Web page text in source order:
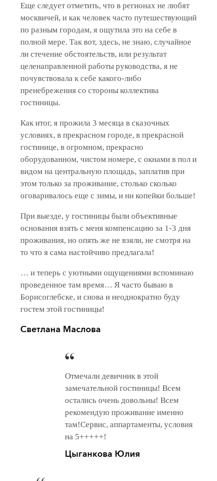
Еще следует отметить, что в регионах не любят
москвичей, и как человек часто путешествующий
по разным городам, я ощутила это на себе в
полной мере. Так вот, здесь, не знаю, случайное
ли стечение обстоятельств, или результат
целенаправленной работы руководства, я не
почувствовала к себе какого-либо
пренебрежения со стороны коллектива
гостиницы.
Как итог, я прожила 3 месяца в сказочных
условиях, в прекрасном городе, в прекрасной
гостинице, в огромном, прекрасно
оборудованном, чистом номере, с окнами в пол и
видом на центральную площадь, заплатив при
этом только за проживание, столько сколько
оговаривалось еще с зимы, и ни копейки больше!
При выезде, у гостиницы были объективные
основания взять с меня компенсацию за 1-3 дня
проживания, но опять же не взяли, не смотря на
то что я сама настойчиво предлагала!
… и теперь с уютными ощущениями вспоминаю
проведенное там время… Я часто бываю в
Борисоглебске, и снова и неоднократно буду
гостем этой гостиницы!
Светлана Маслова
Отмечали девичник в этой
замечательной гостиницы! Всем
остались очень довольны! Всем
рекомендую проживание именно
там!Сервис, аппартаменты, условия
на 5+++++!
Цыганкова Юлия